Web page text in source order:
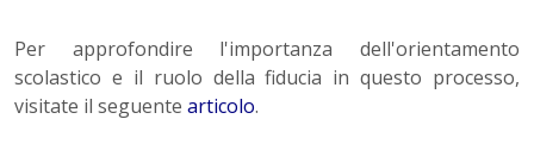
Per approfondire l'importanza dell'orientamento
scolastico e il ruolo della fiducia in questo processo,
visitate il seguente articolo.